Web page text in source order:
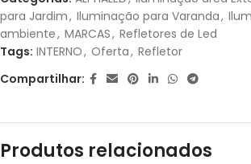
para Jardim, Iluminação para Varanda,
ambiente, MARCAS, Refletores de Led
Tags: INTERNO, Oferta, Refletor
Compartilhar:
Produtos relacionados